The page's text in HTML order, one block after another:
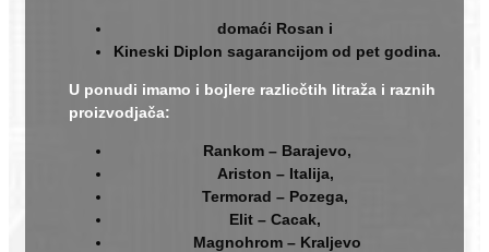
domaći Rosan i
Kineski Diplon sagarancijom od pet godina.
U ponudi imamo i bojlere razlicčtih litraža i raznih
proizvodjača:
Rankom – Barajevo,
Ariston – Italija,
Termorad – Pozega,
Elit – Cacak,
Magnohrom – Kraljevo